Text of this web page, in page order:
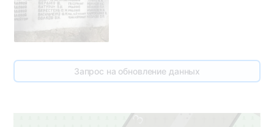
Запрос на обновление данных
3